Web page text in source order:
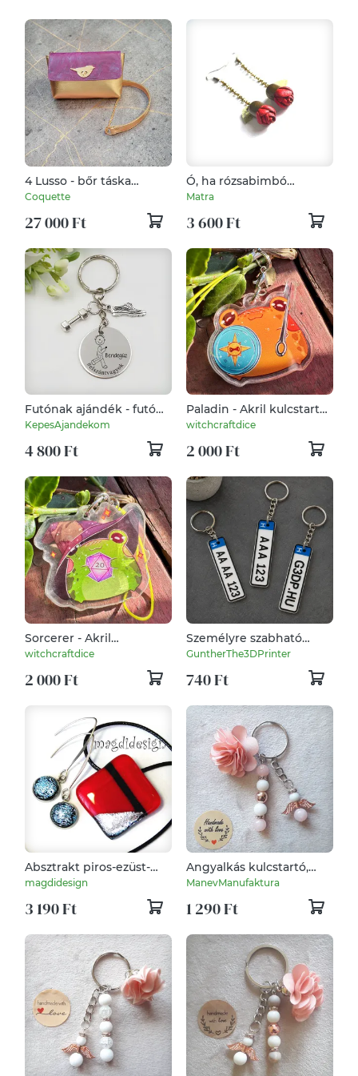
4 Lusso - bőr táska
választó
Coquette
27 000 Ft
Ó, ha rózsabimbó
lehetnék!-valódi bőr
Matra
3 600 Ft
Futónak ajándék - futó
kulcstartó grafikával,
egyedi névvel, felirattal
KepesAjandekom
4 800 Ft
Paladin - Akril kulcstartó
- charm
witchcraftdice
2 000 Ft
Sorcerer - Akril
kulcstartó - charm
witchcraftdice
2 000 Ft
Személyre szabható
rendszám kulcstartó
GuntherThe3DPrinter
740 Ft
Absztrakt piros-ezüst-
fekete üvegékszer szett
nyaklánc, lógós fülbevaló
magdidesign
3 190 Ft
Angyalkás kulcstartó,
Achát - Hematit - Ónix
ManevManufaktura
1 290 Ft